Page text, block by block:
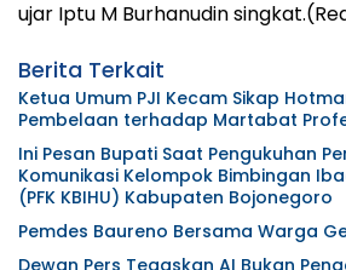
ujar Iptu M Burhanudin
Berita Terkait
Ketua Umum PJI Kecam Sikap
Pembelaan terhadap Martabat
Ini Pesan Bupati Saat Pengukuhan
Komunikasi Kelompok Bimbingan
(PFK KBIHU) Kabupaten Bojonegoro
Pemdes Baureno Bersama Warga